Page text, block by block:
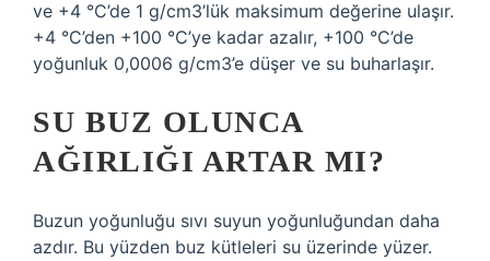
ve +4 °C’de 1 g/cm3’lük maksimum değerine ulaşır.
+4 °C’den +100 °C’ye kadar azalır, +100 °C’de
yoğunluk 0,0006 g/cm3’e düşer ve su buharlaşır.
SU BUZ OLUNCA
AĞIRLIĞI ARTAR MI?
Buzun yoğunluğu sıvı suyun yoğunluğundan daha
azdır. Bu yüzden buz kütleleri su üzerinde yüzer.